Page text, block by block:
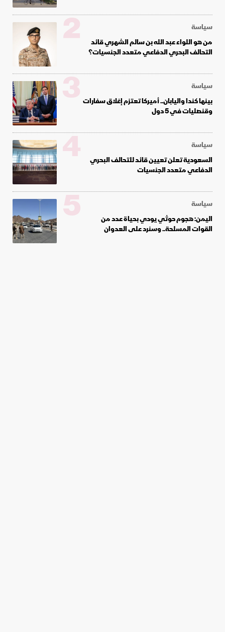
سياسة
من هو اللواء عبد الله بن سالم الشهري قائد
التحالف البحري الدفاعي متعدد الجنسيات؟
2
سياسة
بينها كندا واليابان.. أميركا تعتزم إغلاق سفارات
وقنصليات في 5 دول
3
سياسة
السعودية تعلن تعيين قائد للتحالف البحري
الدفاعي متعدد الجنسيات
4
سياسة
اليمن: هجوم حوثي يودي بحياة عدد من
القوات المسلحة.. وسنرد على العدوان
5